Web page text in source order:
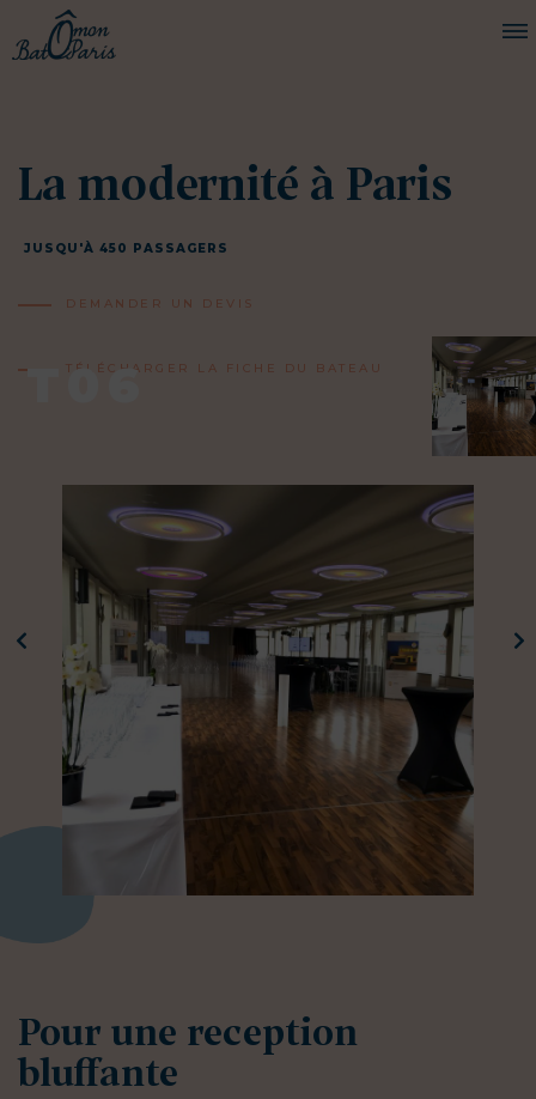
CROISIÈRES
JOURNAL DE BORD
T06
La modernité à Paris
JUSQU'À 450 PASSAGERS
DEMANDER UN DEVIS
TÉLÉCHARGER LA FICHE DU BATEAU
Pour une reception
bluffante